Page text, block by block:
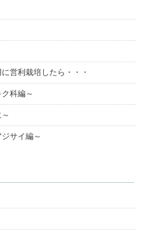
営利栽培したら・・・
科編～
サイ編～